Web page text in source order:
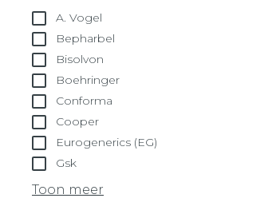
A. Vogel
Bepharbel
Bisolvon
Boehringer
Conforma
Cooper
Eurogenerics (EG)
Gsk
Toon meer